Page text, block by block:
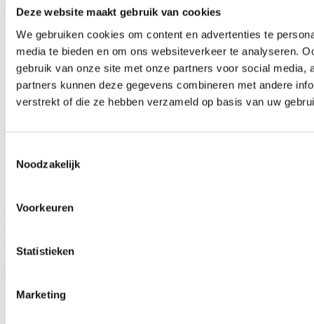
Deze website maakt gebruik van cookies
We gebruiken cookies om content en advertenties te
media te bieden en om ons websiteverkeer te analyseren.
gebruik van onze site met onze partners voor social media,
partners kunnen deze gegevens combineren met andere
verstrekt of die ze hebben verzameld op basis van uw
Noodzakelijk
Voorkeuren
Statistieken
Marketing
Gel air antidecubitus zitkussen
€ 0,00 Voor 26 weken